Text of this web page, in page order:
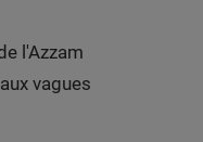
l'Azzam
vagues